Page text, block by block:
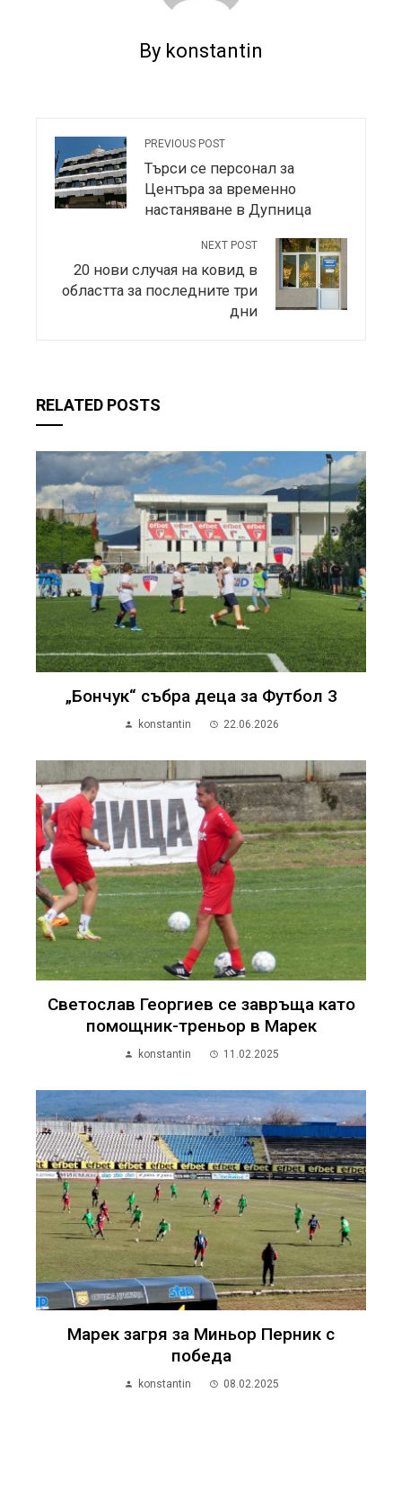
By konstantin
PREVIOUS POST
Търси се персонал за
Центъра за временно
настаняване в Дупница
NEXT POST
20 нови случая на ковид в
областта за последните три
дни
RELATED POSTS
„Бончук“ събра деца за Футбол 3
konstantin 22.06.2026
Светослав Георгиев се завръща като
помощник-треньор в Марек
konstantin 11.02.2025
Марек загря за Миньор Перник с
победа
konstantin 08.02.2025